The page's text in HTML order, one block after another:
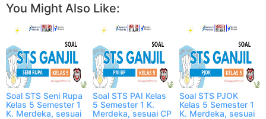
You Might Also Like:
Soal STS Seni Rupa
Kelas 5 Semester 1
K. Merdeka, sesuai
Soal STS PAI Kelas
5 Semester 1 K.
Merdeka, sesuai CP
Soal STS PJOK
Kelas 5 Semester 1
K. Merdeka, sesuai